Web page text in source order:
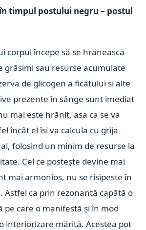
timpul postului negru – postul
corpul începe să se hrănească
grăsimi sau resurse acumulate
de glicogen a ficatului si alte
prezente în sânge sunt imediat
mai este hrănit, asa ca se va
încât el îsi va calcula cu grija
folosind un minim de resurse la
Cel ce postește devine mai
mai armonios, nu se risipeste în
Astfel ca prin rezonantă capătă o
pe care o manifestă și în mod
interiorizare mărită. Acestea pot